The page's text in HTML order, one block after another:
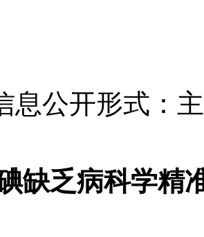
息公开形式：
缺乏病科学精